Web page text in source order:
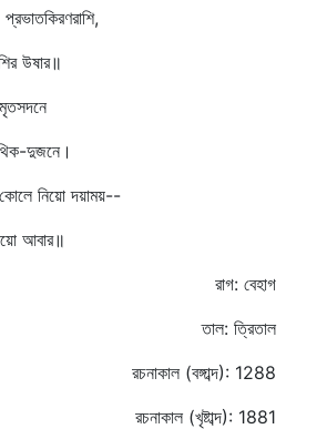
উষার॥
দুজনে।
নিয়ো দয়াময়--
আবার॥
রাগ: বেহাগ
তাল: ত্রিতাল
রচনাকাল (বঙ্গাব্দ): 1288
রচনাকাল (খৃষ্টাব্দ): 1881